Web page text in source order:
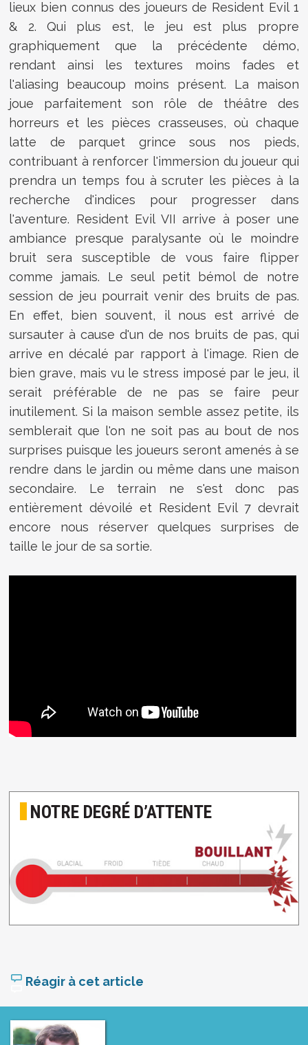
lieux bien connus des joueurs de Resident Evil 1
& 2. Qui plus est, le jeu est plus propre
graphiquement que la précédente démo,
rendant ainsi les textures moins fades et
l'aliasing beaucoup moins présent. La maison
joue parfaitement son rôle de théâtre des
horreurs et les pièces crasseuses, où chaque
latte de parquet grince sous nos pieds,
contribuant à renforcer l'immersion du joueur qui
prendra un temps fou à scruter les pièces à la
recherche d'indices pour progresser dans
l'aventure. Resident Evil VII arrive à poser une
ambiance presque paralysante où le moindre
bruit sera susceptible de vous faire flipper
comme jamais. Le seul petit bémol de notre
session de jeu pourrait venir des bruits de pas.
En effet, bien souvent, il nous est arrivé de
sursauter à cause d'un de nos bruits de pas, qui
arrive en décalé par rapport à l'image. Rien de
bien grave, mais vu le stress imposé par le jeu, il
serait préférable de ne pas se faire peur
inutilement. Si la maison semble assez petite, ils
semblerait que l'on ne soit pas au bout de nos
surprises puisque les joueurs seront amenés à se
rendre dans le jardin ou même dans une maison
secondaire. Le terrain ne s'est donc pas
entièrement dévoilé et Resident Evil 7 devrait
encore nous réserver quelques surprises de
taille le jour de sa sortie.
NOTRE DEGRÉ D’ATTENTE
Réagir à cet article